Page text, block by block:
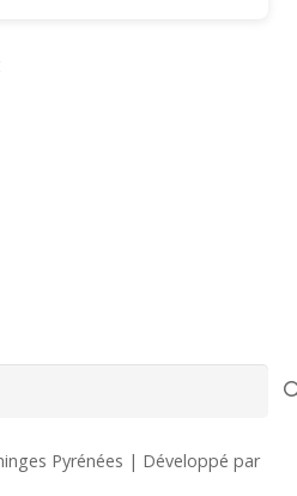
Pyrénées | Développé par